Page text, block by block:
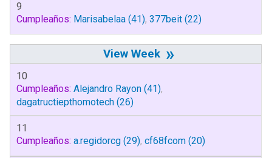
9
Cumpleaños: Marisabelaa (41), 377beit (22)
»
10
Cumpleaños: Alejandro Rayon (41),
dagatructiepthomotech (26)
11
Cumpleaños: a.regidorcg (29), cf68fcom (20)